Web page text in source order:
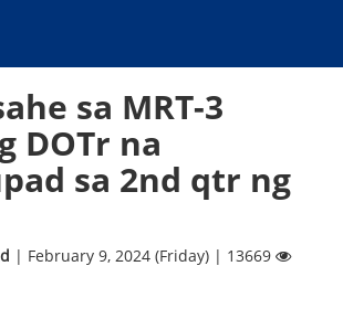
sa MRT-3
DOTr na
sa 2nd qtr ng
| February 9, 2024 (Friday) | 13669